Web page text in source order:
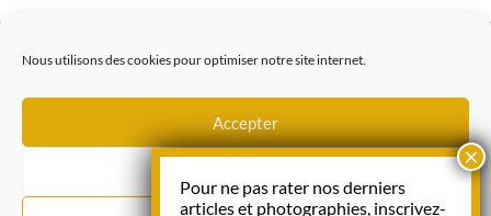
Nous utilisons des cookies pour optimiser notre site internet.
Accepter
Les photographies publiées sur ce site ne sont pas libres de droit.
Pour ne pas rater nos derniers
articles et photographies, inscrivez-